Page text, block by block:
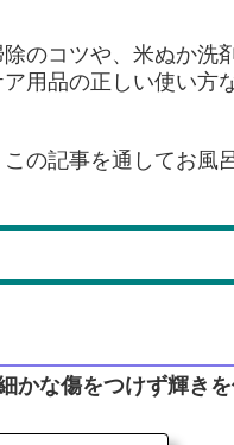
のコツや、米ぬか洗
用品の正しい使い方
の記事を通してお風
かな傷をつけず輝き